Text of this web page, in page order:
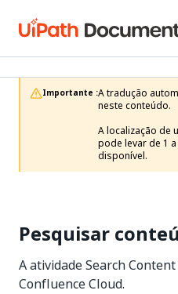
Importante :A tradução
neste conteúdo.
A localização de
pode levar de 1
disponível.
Pesquisar
A atividade Search
Confluence Cloud.